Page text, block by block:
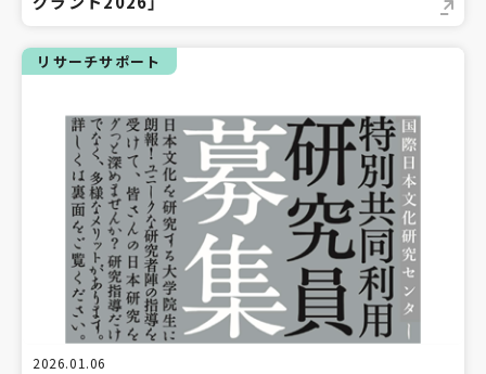
リサーチサポート
2026.01.06